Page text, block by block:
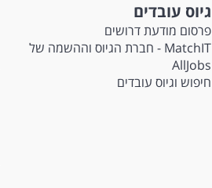
גיוס עובדים
פרסום מודעת דרושים
MatchIT - חברת הגיוס וההשמה של
AllJobs
חיפוש וגיוס עובדים